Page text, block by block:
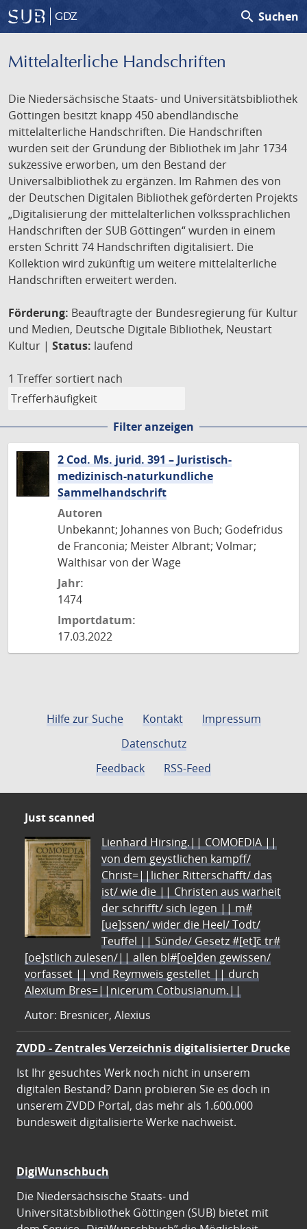
GDZ search Suchen
Mittelalterliche Handschriften
Die Niedersächsische Staats- und Universitätsbibliothek
Göttingen besitzt knapp 450 abendländische
mittelalterliche Handschriften. Die Handschriften
wurden seit der Gründung der Bibliothek im Jahr 1734
sukzessive erworben, um den Bestand der
Universalbibliothek zu ergänzen. Im Rahmen des von
der Deutschen Digitalen Bibliothek geförderten Projekts
„Digitalisierung der mittelalterlichen volkssprachlichen
Handschriften der SUB Göttingen“ wurden in einem
ersten Schritt 74 Handschriften digitalisiert. Die
Kollektion wird zukünftig um weitere mittelalterliche
Handschriften erweitert werden.
Förderung: Beauftragte der Bundesregierung für Kultur
und Medien, Deutsche Digitale Bibliothek, Neustart
Kultur | Status: laufend
1 Treffer sortiert nach
Filter anzeigen
2 Cod. Ms. jurid. 391 – Juristisch-
medizinisch-naturkundliche
Sammelhandschrift
Autoren
Unbekannt; Johannes von Buch; Godefridus
de Franconia; Meister Albrant; Volmar;
Walthisar von der Wage
Jahr:
1474
Importdatum:
17.03.2022
Hilfe zur Suche Kontakt
Impressum
Datenschutz
Feedback
RSS-Feed
Just scanned
Lienhard Hirsing.|| COMOEDIA ||
von dem geystlichen kampff/
Christ=||licher Ritterschafft/ das
ist/ wie die || Christen aus warheit
der schrifft/ sich legen || m#
[ue]ssen/ wider die Heel/ Todt/
Teuffel || Sünde/ Gesetz #[et]c̃ tr#
[oe]stlich zulesen/|| allen bl#[oe]den gewissen/
vorfasset || vnd Reymweis gestellet || durch
Alexium Bres=||nicerum Cotbusianum.||
Autor: Bresnicer, Alexius
ZVDD - Zentrales Verzeichnis digitalisierter Drucke
Ist Ihr gesuchtes Werk noch nicht in unserem
digitalen Bestand? Dann probieren Sie es doch in
unserem ZVDD Portal, das mehr als 1.600.000
bundesweit digitalisierte Werke nachweist.
DigiWunschbuch
Die Niedersächsische Staats- und
Universitätsbibliothek Göttingen (SUB) bietet mit